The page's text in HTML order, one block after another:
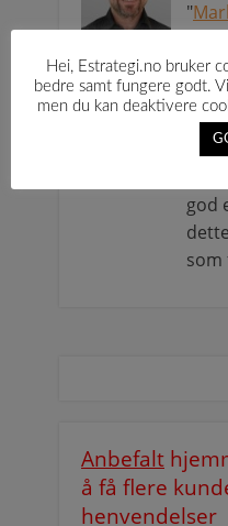
"
god
som
Anbefalt
å få flere
henvendelser
Hei, Estrategi.no bruker
bedre samt fungere godt.
men du kan deaktivere